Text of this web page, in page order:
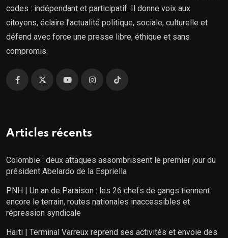
codes : indépendant et participatif. Il donne voix aux
citoyens, éclaire l’actualité politique, sociale, culturelle et
défend avec force une presse libre, éthique et sans
compromis.
Articles récents
Colombie : deux attaques assombrissent le premier jour du
président Abelardo de la Espriella
PNH | Un an de Paraison : les 26 chefs de gangs tiennent
encore le terrain, routes nationales inaccessibles et
répression syndicale
Haïti | Terminal Varreux reprend ses activités et envoie des